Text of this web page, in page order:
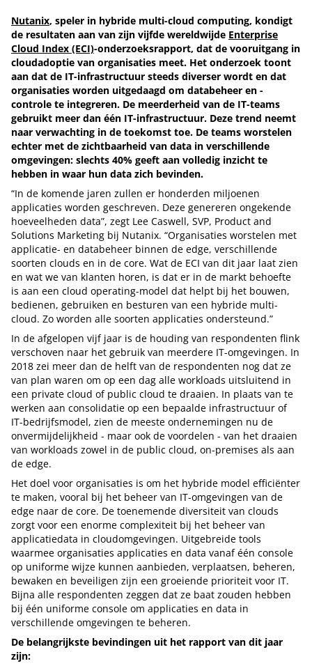
Nutanix, speler in hybride multi-cloud computing, kondigt
de resultaten aan van zijn vijfde wereldwijde Enterprise
Cloud Index (ECI)-onderzoeksrapport, dat de vooruitgang in
cloudadoptie van organisaties meet. Het onderzoek toont
aan dat de IT-infrastructuur steeds diverser wordt en dat
organisaties worden uitgedaagd om databeheer en -
controle te integreren. De meerderheid van de IT-teams
gebruikt meer dan één IT-infrastructuur. Deze trend neemt
naar verwachting in de toekomst toe. De teams worstelen
echter met de zichtbaarheid van data in verschillende
omgevingen: slechts 40% geeft aan volledig inzicht te
hebben in waar hun data zich bevinden.
“In de komende jaren zullen er honderden miljoenen
applicaties worden geschreven. Deze genereren ongekende
hoeveelheden data”, zegt Lee Caswell, SVP, Product and
Solutions Marketing bij Nutanix. “Organisaties worstelen met
applicatie- en databeheer binnen de edge, verschillende
soorten clouds en in de core. Wat de ECI van dit jaar laat zien
en wat we van klanten horen, is dat er in de markt behoefte
is aan een cloud operating-model dat helpt bij het bouwen,
bedienen, gebruiken en besturen van een hybride multi-
cloud. Zo worden alle soorten applicaties ondersteund.”
In de afgelopen vijf jaar is de houding van respondenten flink
verschoven naar het gebruik van meerdere IT-omgevingen. In
2018 zei meer dan de helft van de respondenten nog dat ze
van plan waren om op een dag alle workloads uitsluitend in
een private cloud of public cloud te draaien. In plaats van te
werken aan consolidatie op een bepaalde infrastructuur of
IT-bedrijfsmodel, zien de meeste ondernemingen nu de
onvermijdelijkheid - maar ook de voordelen - van het draaien
van workloads zowel in de public cloud, on-premises als aan
de edge.
Het doel voor organisaties is om het hybride model efficiënter
te maken, vooral bij het beheer van IT-omgevingen van de
edge naar de core. De toenemende diversiteit van clouds
zorgt voor een enorme complexiteit bij het beheer van
applicatiedata in cloudomgevingen. Uitgebreide tools
waarmee organisaties applicaties en data vanaf één console
op uniforme wijze kunnen aanbieden, verplaatsen, beheren,
bewaken en beveiligen zijn een groeiende prioriteit voor IT.
Bijna alle respondenten zeggen dat ze baat zouden hebben
bij één uniforme console om applicaties en data in
verschillende omgevingen te beheren.
De belangrijkste bevindingen uit het rapport van dit jaar
zijn: